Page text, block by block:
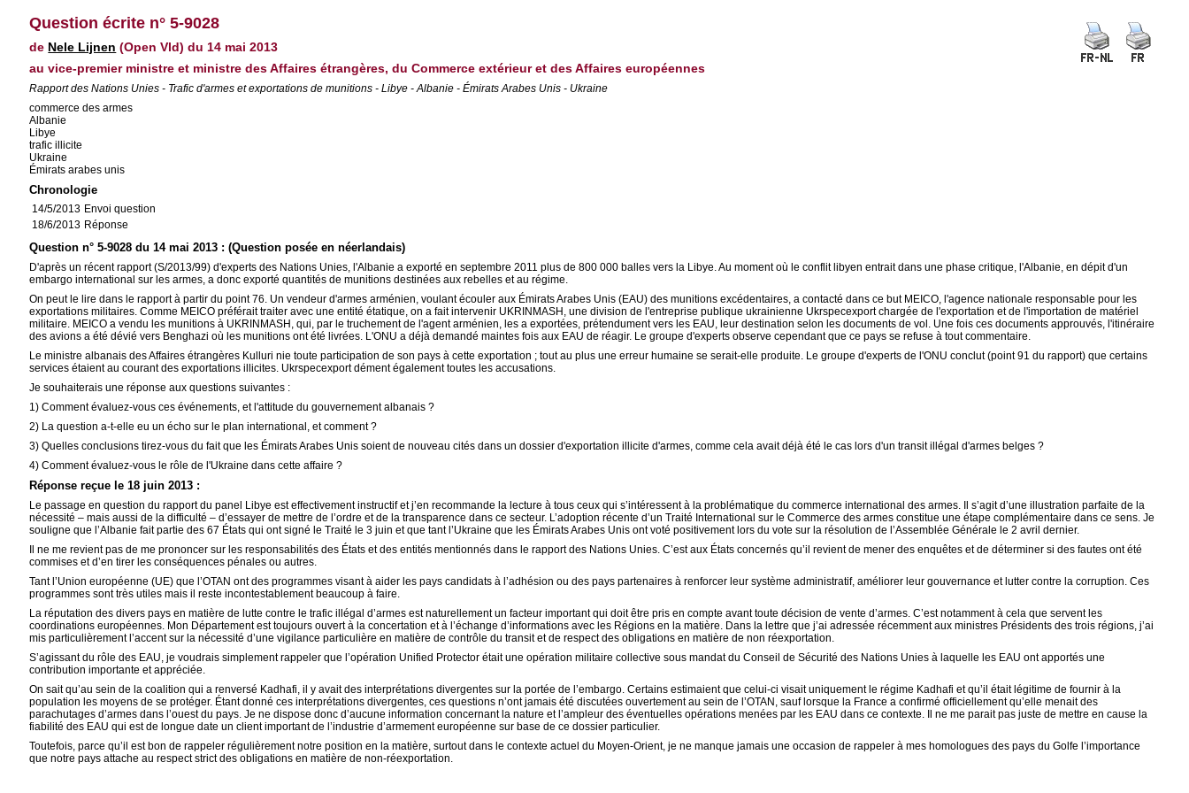
Question écrite n° 5-9028
de Nele Lijnen (Open Vld) du 14 mai 2013
au vice-premier ministre et ministre des Affaires étrangères, du Commerce extérieur et des Affaires européennes
Rapport des Nations Unies - Trafic d'armes et exportations de munitions - Libye - Albanie - Émirats Arabes Unis - Ukraine
commerce des armes
Albanie
Libye
trafic illicite
Ukraine
Émirats arabes unis
Chronologie
14/5/2013 Envoi question
18/6/2013 Réponse
Question n° 5-9028 du 14 mai 2013 : (Question posée en néerlandais)
D'après un récent rapport (S/2013/99) d'experts des Nations Unies, l'Albanie a exporté en septembre 2011 plus de 800 000 balles vers la Libye. Au moment où le conflit libyen entrait dans une phase critique, l'Albanie, en dépit d'un
embargo international sur les armes, a donc exporté quantités de munitions destinées aux rebelles et au régime.
On peut le lire dans le rapport à partir du point 76. Un vendeur d'armes arménien, voulant écouler aux Émirats Arabes Unis (EAU) des munitions excédentaires, a contacté dans ce but MEICO, l'agence nationale responsable pour les
exportations militaires. Comme MEICO préférait traiter avec une entité étatique, on a fait intervenir UKRINMASH, une division de l'entreprise publique ukrainienne Ukrspecexport chargée de l'exportation et de l'importation de matériel
militaire. MEICO a vendu les munitions à UKRINMASH, qui, par le truchement de l'agent arménien, les a exportées, prétendument vers les EAU, leur destination selon les documents de vol. Une fois ces documents approuvés, l'itinéraire
des avions a été dévié vers Benghazi où les munitions ont été livrées. L'ONU a déjà demandé maintes fois aux EAU de réagir. Le groupe d'experts observe cependant que ce pays se refuse à tout commentaire.
Le ministre albanais des Affaires étrangères Kulluri nie toute participation de son pays à cette exportation ; tout au plus une erreur humaine se serait-elle produite. Le groupe d'experts de l'ONU conclut (point 91 du rapport) que certains
services étaient au courant des exportations illicites. Ukrspecexport dément également toutes les accusations.
Je souhaiterais une réponse aux questions suivantes :
1) Comment évaluez-vous ces événements, et l'attitude du gouvernement albanais ?
2) La question a-t-elle eu un écho sur le plan international, et comment ?
3) Quelles conclusions tirez-vous du fait que les Émirats Arabes Unis soient de nouveau cités dans un dossier d'exportation illicite d'armes, comme cela avait déjà été le cas lors d'un transit illégal d'armes belges ?
4) Comment évaluez-vous le rôle de l'Ukraine dans cette affaire ?
Réponse reçue le 18 juin 2013 :
Le passage en question du rapport du panel Libye est effectivement instructif et j’en recommande la lecture à tous ceux qui s’intéressent à la problématique du commerce international des armes. Il s’agit d’une illustration parfaite de la
nécessité – mais aussi de la difficulté – d’essayer de mettre de l’ordre et de la transparence dans ce secteur. L’adoption récente d’un Traité International sur le Commerce des armes constitue une étape complémentaire dans ce sens. Je
souligne que l’Albanie fait partie des 67 États qui ont signé le Traité le 3 juin et que tant l’Ukraine que les Émirats Arabes Unis ont voté positivement lors du vote sur la résolution de l’Assemblée Générale le 2 avril dernier.
Il ne me revient pas de me prononcer sur les responsabilités des États et des entités mentionnés dans le rapport des Nations Unies. C’est aux États concernés qu’il revient de mener des enquêtes et de déterminer si des fautes ont été
commises et d’en tirer les conséquences pénales ou autres.
Tant l’Union européenne (UE) que l’OTAN ont des programmes visant à aider les pays candidats à l’adhésion ou des pays partenaires à renforcer leur système administratif, améliorer leur gouvernance et lutter contre la corruption. Ces
programmes sont très utiles mais il reste incontestablement beaucoup à faire.
La réputation des divers pays en matière de lutte contre le trafic illégal d’armes est naturellement un facteur important qui doit être pris en compte avant toute décision de vente d’armes. C’est notamment à cela que servent les
coordinations européennes. Mon Département est toujours ouvert à la concertation et à l’échange d’informations avec les Régions en la matière. Dans la lettre que j’ai adressée récemment aux ministres Présidents des trois régions, j’ai
mis particulièrement l’accent sur la nécessité d’une vigilance particulière en matière de contrôle du transit et de respect des obligations en matière de non réexportation.
S’agissant du rôle des EAU, je voudrais simplement rappeler que l’opération Unified Protector était une opération militaire collective sous mandat du Conseil de Sécurité des Nations Unies à laquelle les EAU ont apportés une
contribution importante et appréciée.
On sait qu’au sein de la coalition qui a renversé Kadhafi, il y avait des interprétations divergentes sur la portée de l’embargo. Certains estimaient que celui-ci visait uniquement le régime Kadhafi et qu’il était légitime de fournir à la
population les moyens de se protéger. Étant donné ces interprétations divergentes, ces questions n’ont jamais été discutées ouvertement au sein de l’OTAN, sauf lorsque la France a confirmé officiellement qu’elle menait des
parachutages d’armes dans l’ouest du pays. Je ne dispose donc d’aucune information concernant la nature et l’ampleur des éventuelles opérations menées par les EAU dans ce contexte. Il ne me parait pas juste de mettre en cause la
fiabilité des EAU qui est de longue date un client important de l’industrie d’armement européenne sur base de ce dossier particulier.
Toutefois, parce qu’il est bon de rappeler régulièrement notre position en la matière, surtout dans le contexte actuel du Moyen-Orient, je ne manque jamais une occasion de rappeler à mes homologues des pays du Golfe l’importance
que notre pays attache au respect strict des obligations en matière de non-réexportation.